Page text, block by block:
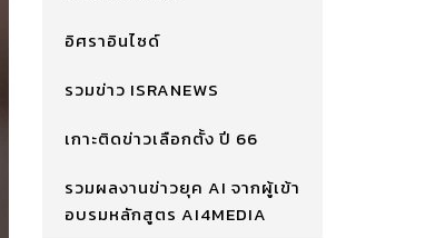
อิศราอินไซด์
รวมข่าว ISRANEWS
เกาะติดข่าวเลือกตั้ง ปี 66
รวมผลงานข่าวยุค AI จากผู้เข้า
อบรมหลักสูตร AI4MEDIA